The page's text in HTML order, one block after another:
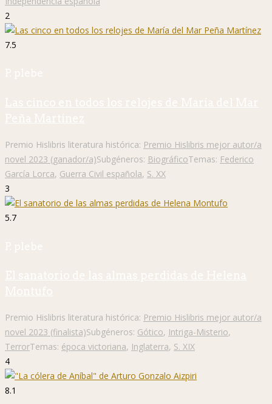
2
7.5
P. plebe
Las cinco en todos los relojes de María del Mar
Peña Martínez
Premio Hislibris literatura histórica: Premio Hislibris mejor autor/a
novel 2023 (ganador/a)Subgéneros: BiográficoTemas: Federico
García Lorca, Guerra Civil española, S. XX
3
5.7
P. plebe
El sanatorio de las almas perdidas de Helena
Montufo
Premio Hislibris literatura histórica: Premio Hislibris mejor autor/a
novel 2023 (finalista)Subgéneros: Gótico, Intriga-Misterio,
TerrorTemas: época victoriana, Inglaterra, S. XIX
4
8.1